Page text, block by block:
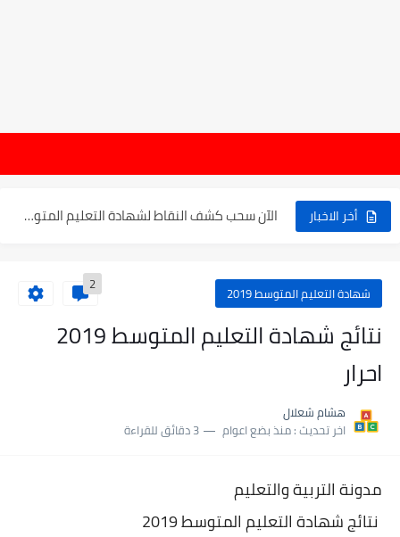
أخر الاخبار
الإعلان عن نتائج بكالوريا 2025 في الجزائر يوم 20...
الآن سحب كشف النقاط لشهادة التعليم المتوسط 2025
حساب معدل شهادة التعليم المتوسط بيام 2025
شهادة التعليم المتوسط 2019 2
نتائج شهادة التعليم المتوسط 2019
احرار
هشام شعلال
اخر تحديث :منذ بضع اعوام 3 دقائق للقراءة
مدونة التربية والتعليم
نتائج شهادة التعليم المتوسط 2019